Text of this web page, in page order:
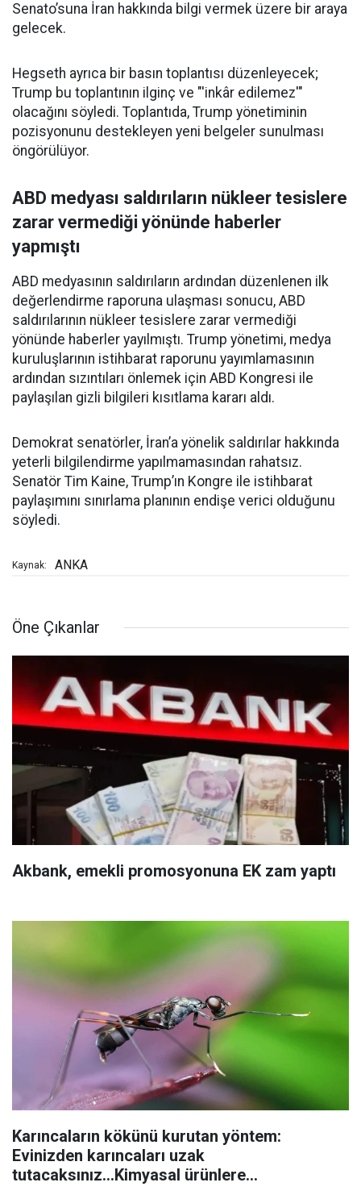
Senato’suna İran hakkında bilgi vermek üzere bir araya
gelecek.
Hegseth ayrıca bir basın toplantısı düzenleyecek;
Trump bu toplantının ilginç ve "'inkâr edilemez'"
olacağını söyledi. Toplantıda, Trump yönetiminin
pozisyonunu destekleyen yeni belgeler sunulması
öngörülüyor.
ABD medyası saldırıların nükleer tesislere
zarar vermediği yönünde haberler
yapmıştı
ABD medyasının saldırıların ardından düzenlenen ilk
değerlendirme raporuna ulaşması sonucu, ABD
saldırılarının nükleer tesislere zarar vermediği
yönünde haberler yayılmıştı. Trump yönetimi, medya
kuruluşlarının istihbarat raporunu yayımlamasının
ardından sızıntıları önlemek için ABD Kongresi ile
paylaşılan gizli bilgileri kısıtlama kararı aldı.
Demokrat senatörler, İran’a yönelik saldırılar hakkında
yeterli bilgilendirme yapılmamasından rahatsız.
Senatör Tim Kaine, Trump’ın Kongre ile istihbarat
paylaşımını sınırlama planının endişe verici olduğunu
söyledi.
Kaynak: ANKA
Öne Çıkanlar
Akbank, emekli promosyonuna EK zam yaptı
Karıncaların kökünü kurutan yöntem:
Evinizden karıncaları uzak
tutacaksınız...Kimyasal ürünlere